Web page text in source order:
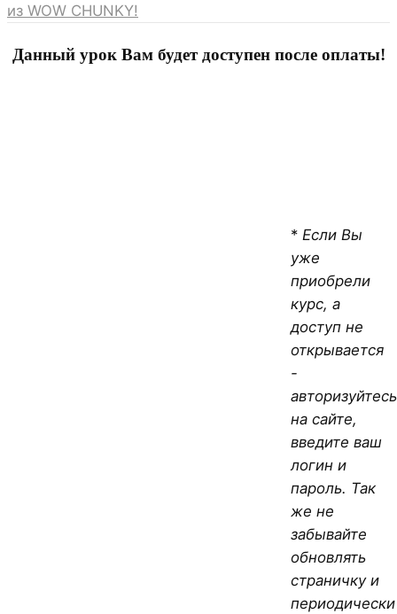
из WOW CHUNKY!
Данный урок Вам будет доступен после оплаты!
* Если Вы
уже
приобрели
курс, а
доступ не
открывается
-
авторизуйтесь
на сайте,
введите ваш
логин и
пароль. Так
же не
забывайте
обновлять
страничку и
периодически